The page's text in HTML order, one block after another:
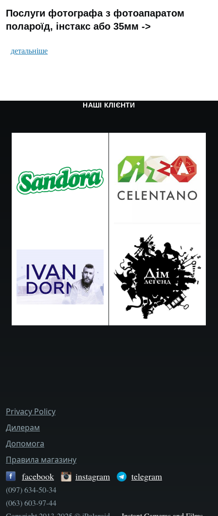
Послуги фотографа з фотоапаратом
полароїд, інстакс або 35мм ->
детальніше
НАШІ КЛІЄНТИ
bottom_menu
Privacy Policy
Дилерам
Допомога
Правила магазину
facebook instagram telegram
(097) 634-50-34
(063) 603-97-44